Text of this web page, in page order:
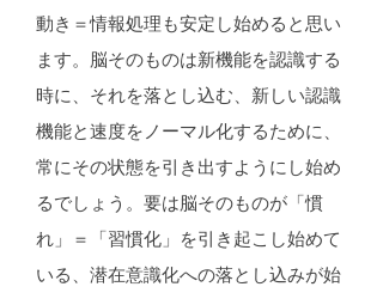
動き＝情報処理も安定し始めると思い
ます。脳そのものは新機能を認識する
時に、それを落とし込む、新しい認識
機能と速度をノーマル化するために、
常にその状態を引き出すようにし始め
るでしょう。要は脳そのものが「慣
れ」＝「習慣化」を引き起こし始めて
いる、潜在意識化への落とし込みが始